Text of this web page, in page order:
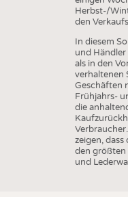
Herbst-/
den
In diesem
und
als in den
verhaltenen
Geschäften
Frühjahrs-
die
zeigen,
den größten
und